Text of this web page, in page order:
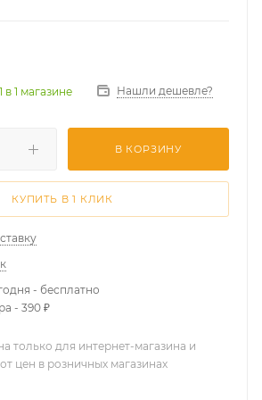
в 1 магазине Нашли дешевле?
В КОРЗИНУ
КУПИТЬ В 1 КЛИК
- бесплатно
- 390 ₽
только для интернет-магазина и
цен в розничных магазинах